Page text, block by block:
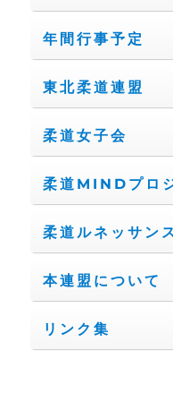
年間行事予定
東北柔道連盟
柔道女子会
柔道MINDプロ
柔道ルネッサン
本連盟について
リンク集